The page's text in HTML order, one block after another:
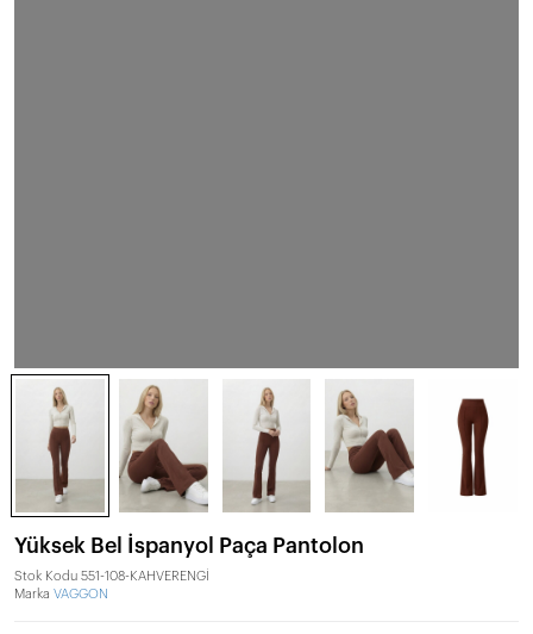
Yüksek Bel İspanyol Paça Pantolon
Stok Kodu 551-108-KAHVERENGİ
Marka VAGGON